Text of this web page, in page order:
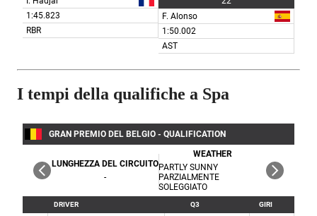
I tempi della qualifiche a Spa